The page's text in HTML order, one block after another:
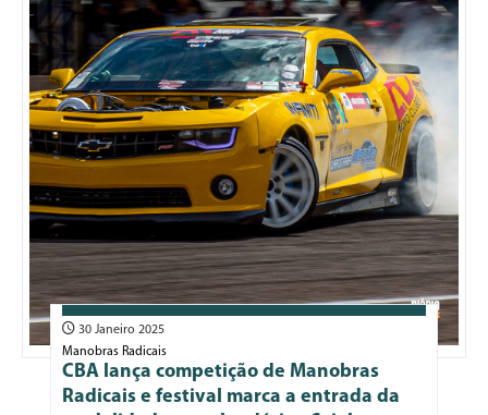
30 Janeiro 2025
Manobras Radicais
CBA lança competição de Manobras
Radicais e festival marca a entrada da